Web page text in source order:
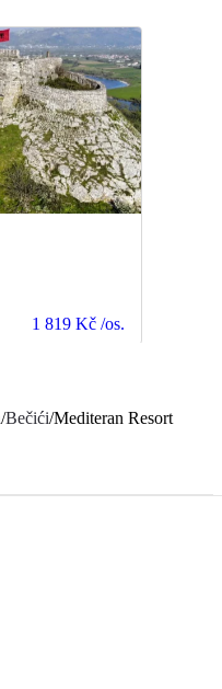
1 819 Kč /os.
/Bečići/Mediteran Resort